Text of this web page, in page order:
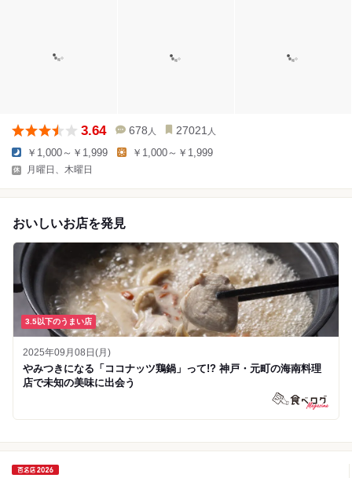
3.64 678 人 27021 人
￥1,000～￥1,999 ￥1,000～￥1,999
月曜日、木曜日
おいしいお店を発見
3.5以下のうまい店
2025年09月08日(月)
やみつきになる「ココナッツ鶏鍋」って!? 神戸・元町の海南料理
店で未知の美味に出会う